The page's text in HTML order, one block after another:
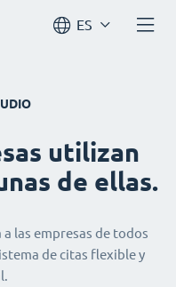
ES
utilizan
de ellas.
las empresas de todos
de citas flexible y